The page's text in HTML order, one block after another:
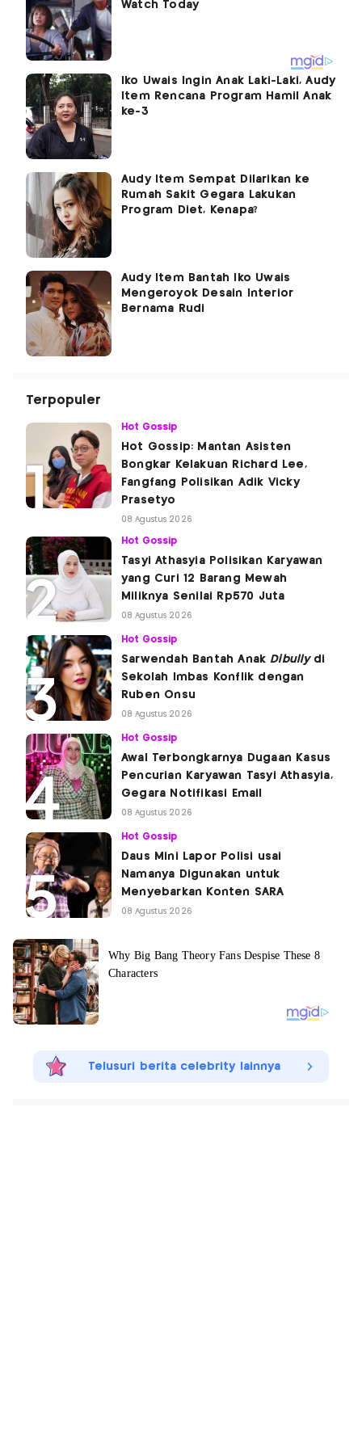
Iko Uwais Ingin Anak Laki-Laki, Audy
Item Rencana Program Hamil Anak
ke-3
Audy Item Sempat Dilarikan ke
Rumah Sakit Gegara Lakukan
Program Diet, Kenapa?
Audy Item Bantah Iko Uwais
Mengeroyok Desain Interior
Bernama Rudi
Terpopuler
Hot Gossip
Hot Gossip: Mantan Asisten
Bongkar Kelakuan Richard Lee,
Fangfang Polisikan Adik Vicky
Prasetyo
08 Agustus 2026
Hot Gossip
Tasyi Athasyia Polisikan Karyawan
yang Curi 12 Barang Mewah
Miliknya Senilai Rp570 Juta
08 Agustus 2026
Hot Gossip
Sarwendah Bantah Anak Dibullydi
Sekolah Imbas Konflik dengan
Ruben Onsu
08 Agustus 2026
Hot Gossip
Awal Terbongkarnya Dugaan Kasus
Pencurian Karyawan Tasyi Athasyia,
Gegara Notifikasi Email
08 Agustus 2026
Hot Gossip
Daus Mini Lapor Polisi usai
Namanya Digunakan untuk
Menyebarkan Konten SARA
08 Agustus 2026
Telusuri berita celebrity lainnya